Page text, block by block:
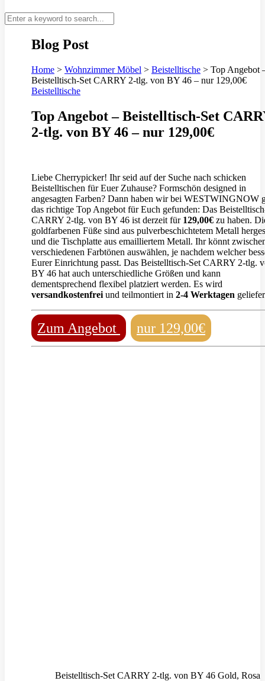
Blog Post
Home > Wohnzimmer Möbel > Beistelltische > Top Angebot
Beistelltisch-Set CARRY 2-tlg. von BY 46 – nur 129,00€
Beistelltische
Top Angebot – Beistelltisch-Set
2-tlg. von BY 46 – nur 129,00€
Liebe Cherrypicker! Ihr seid auf der Suche nach schicken
Beistelltischen für Euer Zuhause? Formschön designed in
angesagten Farben? Dann haben wir bei WESTWINGNOW
das richtige Top Angebot für Euch gefunden: Das
CARRY 2-tlg. von BY 46 ist derzeit für 129,00€ zu haben.
goldfarbenen Füße sind aus pulverbeschichtetem Metall
und die Tischplatte aus emailliertem Metall. Ihr könnt
verschiedenen Farbtönen auswählen, je nachdem welcher
Eurer Einrichtung passt. Das Beistelltisch-Set CARRY 2-tlg.
BY 46 hat auch unterschiedliche Größen und kann
dementsprechend flexibel platziert werden. Es wird
versandkostenfrei und teilmontiert in 2-4 Werktagen
Zum Angebot nur 129,00€
Beistelltisch-Set CARRY 2-tlg. von BY 46 Gold, Rosa